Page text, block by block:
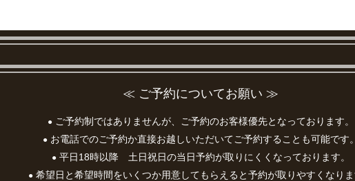
≪ ご予約についてお願い ≫
●ご予約制ではありませんが、ご予約のお客様優先となっております。
●お電話でのご予約か直接お越しいただいてご予約することも可能です
●平日18時以降 土日祝日の当日予約が取りにくくなっております。
●希望日と希望時間をいくつか用意してもらえると予約が取りやすくなり